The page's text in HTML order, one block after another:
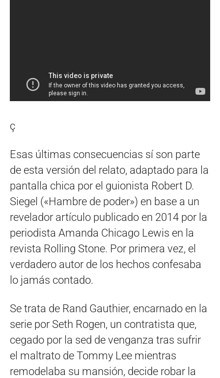
ç
Esas últimas consecuencias sí son parte
de esta versión del relato, adaptado para la
pantalla chica por el guionista Robert D.
Siegel («Hambre de poder») en base a un
revelador artículo publicado en 2014 por la
periodista Amanda Chicago Lewis en la
revista Rolling Stone. Por primera vez, el
verdadero autor de los hechos confesaba
lo jamás contado.
Se trata de Rand Gauthier, encarnado en la
serie por Seth Rogen, un contratista que,
cegado por la sed de venganza tras sufrir
el maltrato de Tommy Lee mientras
remodelaba su mansión, decide robar la